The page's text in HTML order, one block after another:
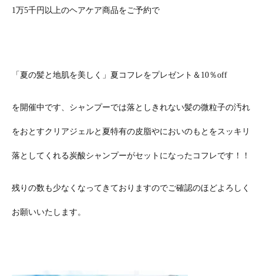
1万5千円以上のヘアケア商品をご予約で
「夏の髪と地肌を美しく」夏コフレをプレゼント＆10％off
を開催中です、シャンプーでは落としきれない髪の微粒子の汚れ
をおとすクリアジェルと夏特有の皮脂やにおいのもとをスッキリ
落としてくれる炭酸シャンプーがセットになったコフレです！！
残りの数も少なくなってきておりますのでご確認のほどよろしく
お願いいたします。